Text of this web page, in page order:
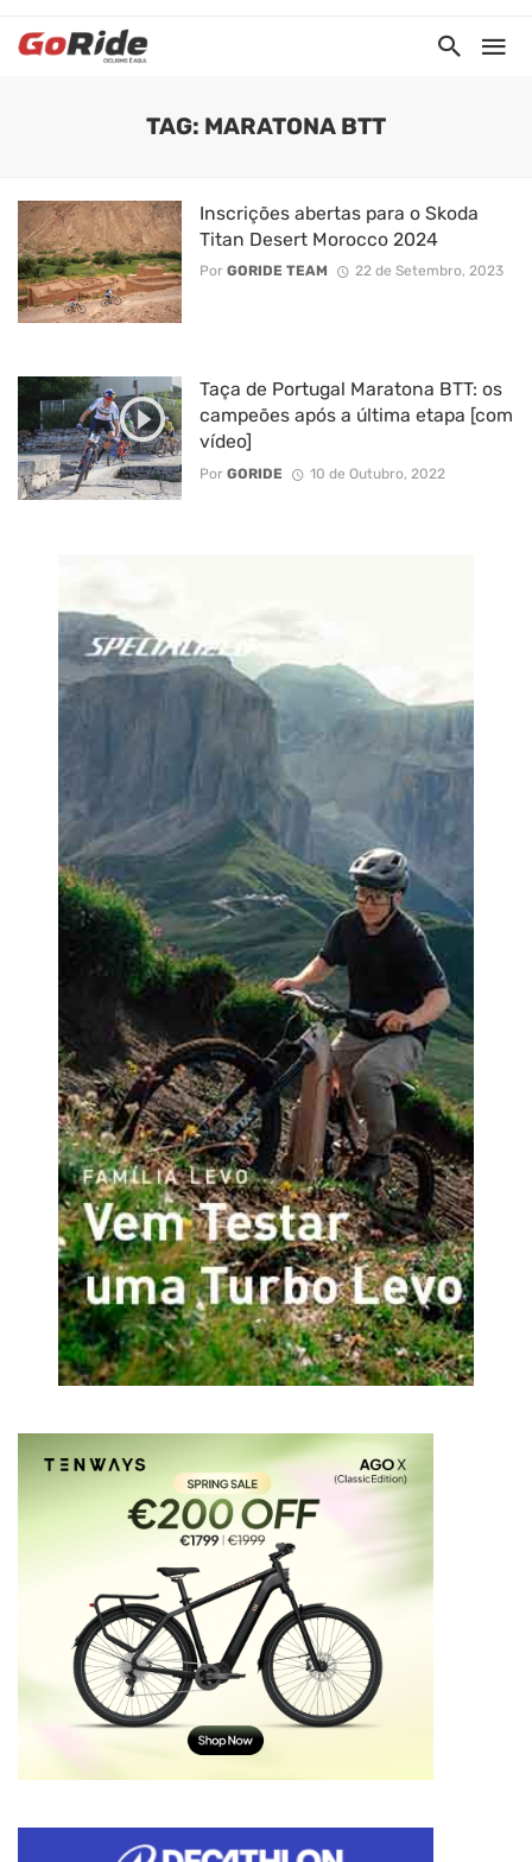
TAG: MARATONA BTT
Inscrições abertas para o Skoda
Titan Desert Morocco 2024
Por GORIDE TEAM 22 de Setembro, 2023
Taça de Portugal Maratona BTT: os
campeões após a última etapa [com
vídeo]
Por GORIDE 10 de Outubro, 2022